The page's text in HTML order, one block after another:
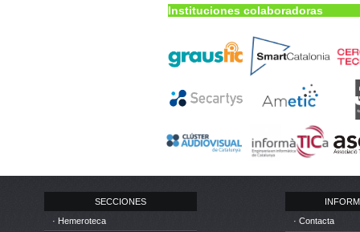
Instituciones colaboradoras
SECCIONES
· Hemeroteca
· Contacta